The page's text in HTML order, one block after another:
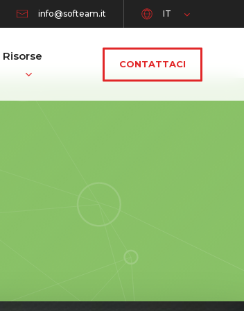
info@softeam.it IT
Risorse
CONTATTACI